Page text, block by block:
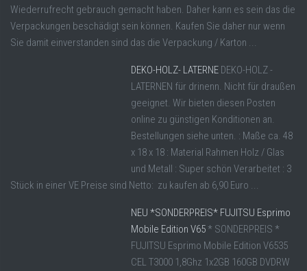
Wiederrufrecht gebrauch gemacht haben. Daher kann es sein das die
Verpackungen beschädigt sein können. Kaufen Sie daher nur wenn
Sie damit einverstanden sind das die Verpackung / Karton ...
DEKO-HOLZ- LATERNE DEKO-HOLZ -
LATERNEN für drinenn. Nicht für draußen
geeignet. Wir bieten diesen Posten
online zu günstigen Konditionen an.
Bestellungen siehe unten. : Maße ca. 48
x 18 x 18 : Material Rahmen Holz / Glas
und Metall : Super schön Verarbeitet : 3
Stück in einer VE Preise sind Netto: zu kaufen ab 6,90 Euro ...
NEU *SONDERPREIS* FUJITSU Esprimo
Mobile Edition V65 * SONDERPREIS *
FUJITSU Esprimo Mobile Edition V6535
CEL T3000 1,8Ghz 1x2GB 160GB DVDRW